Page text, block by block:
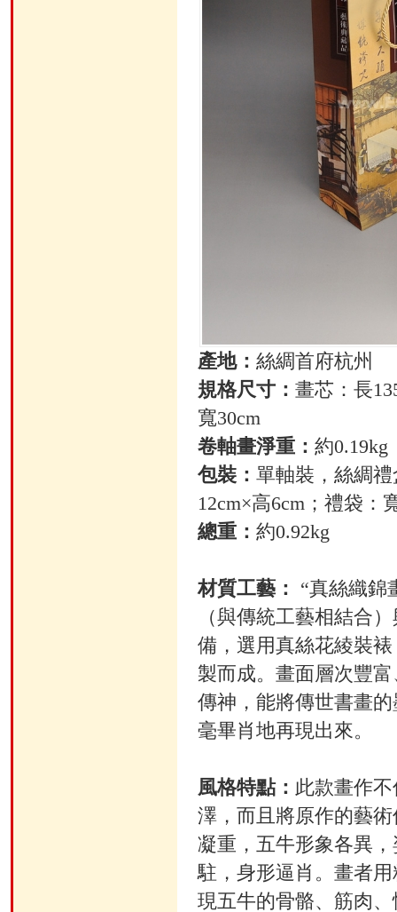
產地： 絲綢首府杭州
規格尺寸： 畫芯：長
寬30cm
卷軸畫淨重： 約0.19kg
包裝： 單軸裝，絲綢
12cm×高6cm；禮袋：
總重： 約0.92kg
材質工藝： “真絲織錦
（與傳統工藝相結合
備，選用真絲花綾裝
製而成。畫面層次豐
傳神，能將傳世書畫
毫畢肖地再現出來。
風格特點： 此款畫作
澤，而且將原作的藝
凝重，五牛形象各異
駐，身形逼肖。畫者
現五牛的骨骼、筋肉